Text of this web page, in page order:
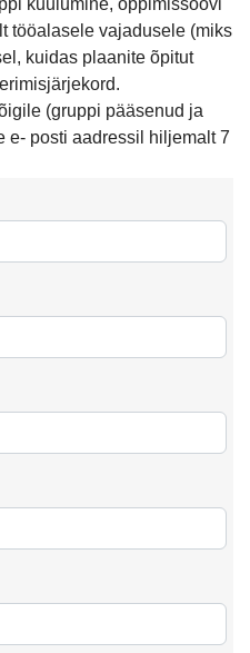
kuulumine, õppimissoovi
tööalasele vajadusele (miks
kuidas plaanite õpitut
(gruppi pääsenud ja
e- posti aadressil hiljemalt 7